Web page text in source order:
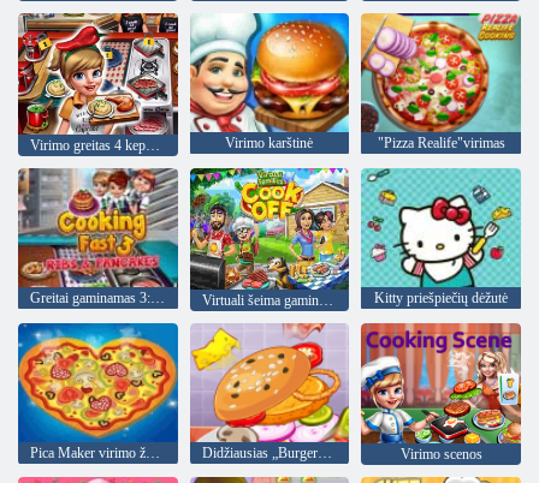
Virimo karštinė "Pizza Realife"virimas
Greitai gaminamas 3: šonkauliai ir blynai Virtuali šeima gamina maistą Kitty priešpiečių dėžutė
Pica Maker virimo žaidimai Didžiausias „Burger“ iššūkis Virimo scenos